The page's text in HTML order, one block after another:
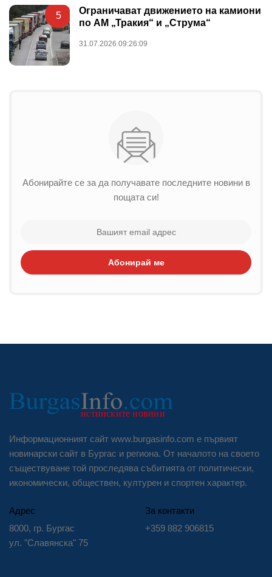
5
Ограничават движението на камиони
по АМ „Тракия“ и „Струма“
31.07.2026 09:26:09
Абонирайте се за да получавате последните новини в
пощата си!
Абонирай ме
Информационният сайт www.burgasinfo.com е първият
новинарски сайт в Бургас и региона. От началото на своето
съществуване той проследява събитията от политически,
икономически, обществен, културен и спортен характер.
Адрес
8000, гр. Бургас
ул. "Славянска" 75
За контакти
+359 882 906815